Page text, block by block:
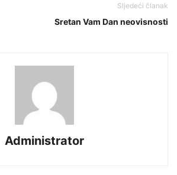
Sljedeći članak
Sretan Vam Dan neovisnosti
Administrator